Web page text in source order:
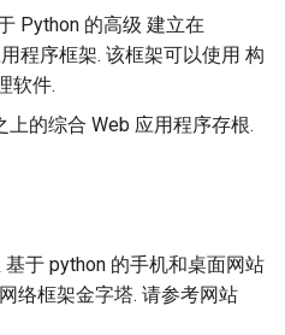
Python 的高级 建立在
程序框架. 该框架可以使用 构
软件.
上的综合 Web 应用程序存根.
基于 python 的手机和桌面网站
络框架金字塔. 请参考网站